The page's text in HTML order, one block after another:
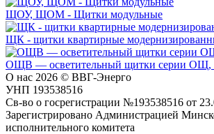
ЩОУ, ЩОМ - Щитки модульные
ЩК - щитки квартирные
ОЩВ — осветительный щитки серии
О нас 2026 © ВВГ-Энерго
УНП 193538516
Св-во о госрегистрации №193538516 от
Зарегистрировано Администрацией
исполнительного комитета